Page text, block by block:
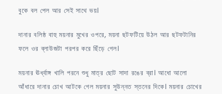
বুকে বল পেল আর সেই সাথে ভয়।
দানার বলিষ্ঠ বাহু ময়নার মুখের ওপরে, ময়না ছটফটিয়ে উঠল আর ছটফটানির
ফলে ওর ব্লাউজটা পরপর করে ছিঁড়ে গেল।
ময়নার ঊর্ধ্বাঙ্গ খালি পরনে শুধু মাত্র ছোট সাদা রঙের ব্রা। আধো আলো
আঁধারে দানার চোখ আটকে গেল ময়নার সুউন্নত স্তনের দিকে। ময়নার চোখের